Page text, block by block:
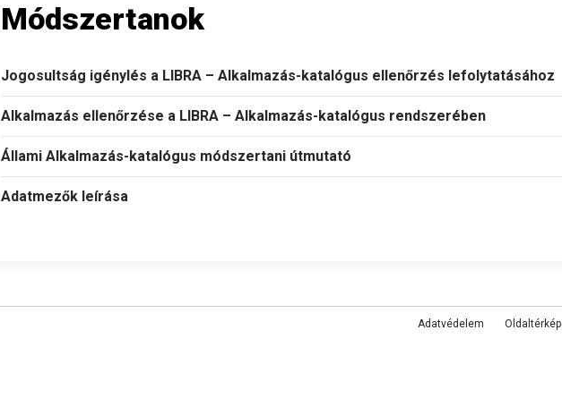
Módszertanok
Jogosultság igénylés a LIBRA – Alkalmazás-katalógus ellenőrzés lefolytatásához
Alkalmazás ellenőrzése a LIBRA – Alkalmazás-katalógus rendszerében
Állami Alkalmazás-katalógus módszertani útmutató
Adatmezők leírása
Adatvédelem Oldaltérkép